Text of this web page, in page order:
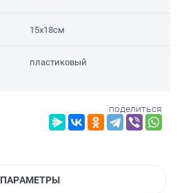
15х18см
пластиковый
поделиться
ПАРАМЕТРЫ